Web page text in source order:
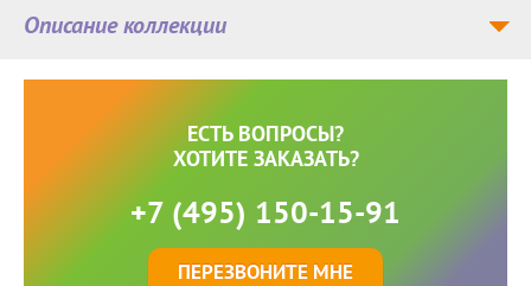
Описание коллекции
ЕСТЬ ВОПРОСЫ?
ХОТИТЕ ЗАКАЗАТЬ?
+7 (495) 150-15-91
ПЕРЕЗВОНИТЕ МНЕ